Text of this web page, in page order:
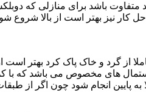
باشد برای منازلی که
کار نیز بهتر است از بالا
کاملا از گرد و خاک پاک کرد
دستمال های مخصوص می باشد که
پایین انجام شود چون اگر از